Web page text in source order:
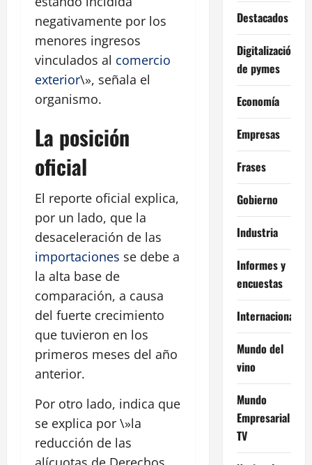
negativamente por los
menores ingresos
vinculados al comercio
exterior\», señala el
organismo.
La posición
oficial
El reporte oficial explica,
por un lado, que la
desaceleración de las
importaciones se debe a
la alta base de
comparación, a causa
del fuerte crecimiento
que tuvieron en los
primeros meses del año
anterior.
Por otro lado, indica que
se explica por \»la
reducción de las
Destacados
Digitalización
de pymes
Economía
Empresas
Frases
Gobierno
Industria
Informes y
encuestas
Internacional
Mundo del
vino
Mundo
Empresarial
TV